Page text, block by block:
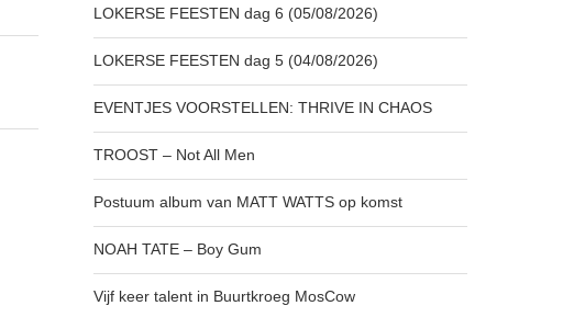
LOKERSE FEESTEN dag 6 (05/08/2026)
LOKERSE FEESTEN dag 5 (04/08/2026)
EVENTJES VOORSTELLEN: THRIVE IN CHAOS
TROOST – Not All Men
Postuum album van MATT WATTS op komst
NOAH TATE – Boy Gum
Vijf keer talent in Buurtkroeg MosCow